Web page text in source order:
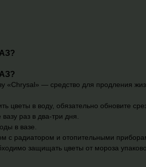
«Chrysal» — средство для продления
цветы в воду, обязательно обновите
раз в два-три дня.
в вазе.
с радиатором и отопительными
защищать цветы от мороза